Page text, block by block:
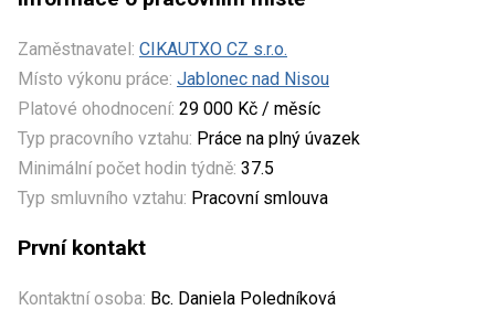
Zaměstnavatel: CIKAUTXO CZ s.r.o.
Místo výkonu práce: Jablonec nad Nisou
Platové ohodnocení: 29 000 Kč / měsíc
Typ pracovního vztahu: Práce na plný úvazek
Minimální počet hodin týdně: 37.5
Typ smluvního vztahu: Pracovní smlouva
První kontakt
Kontaktní osoba: Bc. Daniela Poledníková